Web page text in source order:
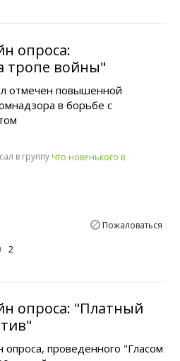
опроса:
тропе войны"
отмечен повышенной
в борьбе с
в группу Что новенького в
Пожаловаться
2
опроса: "Платный
проведенного "Гласом